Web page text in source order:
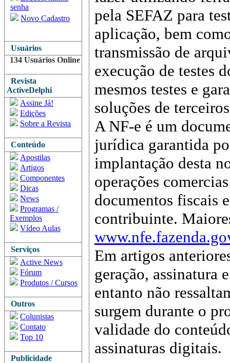
senha
Novo Cadastro
Usuários
134 Usuários Online
Revista
ActiveDelphi
Assine Já!
Edições
Sobre a Revista
Conteúdo
Apostilas
Artigos
Componentes
Dicas
News
Programas /
Exemplos
Vídeo Aulas
Serviços
Active News
Fórum
Produtos / Cursos
Outros
Colunistas
Contato
Top 10
Publicidade
pela SEFAZ para
aplicação, bem
transmissão de
execução de testes
mesmos testes e
soluções de
A NF-e é um
jurídica garantida
implantação desta
operações
documentos fiscais
contribuinte.
Em artigos
geração, assinatura
entanto não
surgem durante o
validade do
assinaturas digitais.